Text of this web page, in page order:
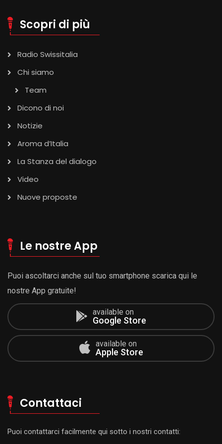
Scopri di più
Radio Swissitalia
Chi siamo
Team
Dicono di noi
Notizie
Aroma d’Italia
La Stanza del dialogo
Video
Nuove proposte
Le nostre App
Puoi ascoltarci anche sul tuo smartphone scarica qui le
nostre App gratuite!
available on
Google Store
available on
Apple Store
Contattaci
Puoi contattarci facilmente qui sotto i nostri contatti: